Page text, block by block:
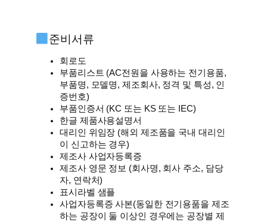
준비서류
회로도
부품리스트 (AC전원을 사용하는 전기용품,
부품명, 모델명, 제조회사, 정격 및 특성, 인
증번호)
부품인증서 (KC 또는 KS 또는 IEC)
한글 제품사용설명서
대리인 위임장 (해외 제조품을 국내 대리인
이 신고하는 경우)
제조사 사업자등록증
제조사 영문 정보 (회사명, 회사 주소, 담당
자, 연락처)
표시라벨 샘플
사업자등록증 사본(동일한 전기용품을 제조
하는 공장이 둘 이상인 경우에는 공장별 제